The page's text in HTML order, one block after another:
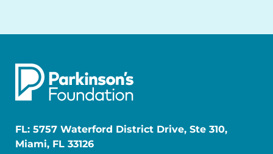
FL: 5757 Waterford District Drive, Ste 310,
Miami, FL 33126